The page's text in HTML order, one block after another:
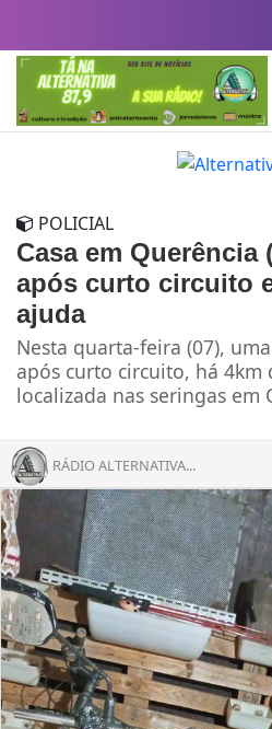
POLICIAL
Casa em Querência
após curto circuito
ajuda
Nesta quarta-feira (07),
após curto circuito, há 4km
localizada nas seringas em
RÁDIO ALTERNATIVA...